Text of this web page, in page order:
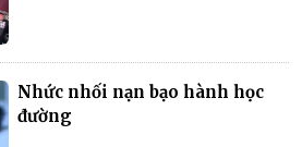
Nhức nhối nạn bạo hành học
đường